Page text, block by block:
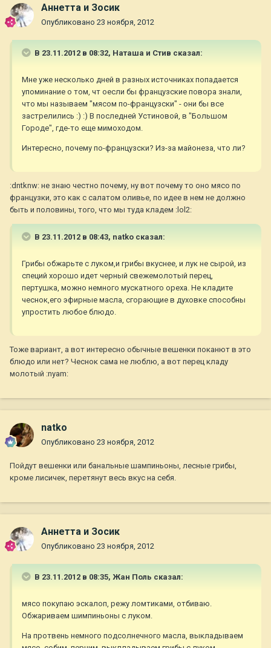
Аннетта и Зосик
Опубликовано 23 ноября, 2012
В 23.11.2012 в 08:32, Наташа и Стив сказал:
Мне уже несколько дней в разных источниках попадается
упоминание о том, чт оесли бы французские повора знали,
что мы называем "мясом по-французски" - они бы все
застрелились :) :) В последней Устиновой, в "Большом
Городе", где-то еще мимоходом.
Интересно, почему по-французски? Из-за майонеза, что ли?
:dntknw: не знаю честно почему, ну вот почему то оно мясо по
французки, это как с салатом оливье, по идее в нем не должно
быть и половины, того, что мы туда кладем :lol2:
В 23.11.2012 в 08:43, natko сказал:
Грибы обжарьте с луком,и грибы вкуснее, и лук не сырой, из
специй хорошо идет черный свежемолотый перец,
пертушка, можно немного мускатного ореха. Не кладите
чеснок,его эфирные масла, сгорающие в духовке способны
упростить любое блюдо.
Тоже вариант, а вот интересно обычные вешенки поканют в это
блюдо или нет? Чеснок сама не люблю, а вот перец кладу
молотый :nyam:
natko
Опубликовано 23 ноября, 2012
Пойдут вешенки или банальные шампиньоны, лесные грибы,
кроме лисичек, перетянут весь вкус на себя.
Аннетта и Зосик
Опубликовано 23 ноября, 2012
В 23.11.2012 в 08:35, Жан Поль сказал:
мясо покупаю эскалоп, режу ломтиками, отбиваю.
Обжариваем шимпиньоны с луком.
На протвень немного подсолнечного масла, выкладываем